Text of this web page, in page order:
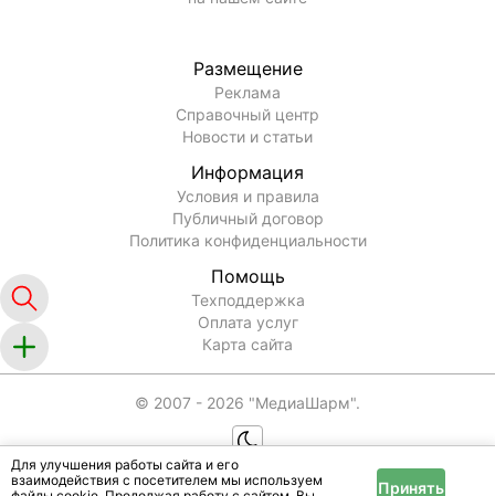
Для улучшения работы сайта и его
взаимодействия с посетителем мы используем
Принять
Размещение
Реклама
Справочный центр
Новости и статьи
Информация
Условия и правила
Публичный договор
Политика конфиденциальности
Помощь
Техподдержка
Оплата услуг
Карта сайта
© 2007 - 2026 "МедиаШарм".